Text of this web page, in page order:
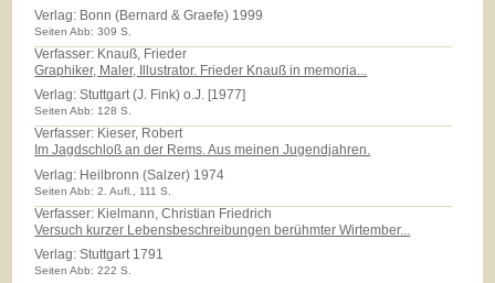
Verlag: Bonn (Bernard & Graefe) 1999
Seiten Abb: 309 S.
Verfasser: Knauß, Frieder
Graphiker, Maler, Illustrator. Frieder Knauß in memoria...
Verlag:Stuttgart (J. Fink) o.J. [1977]
Seiten Abb: 128 S.
Verfasser: Kieser, Robert
Im Jagdschloß an der Rems. Aus meinen Jugendjahren.
Verlag: Heilbronn (Salzer) 1974
Seiten Abb: 2. Aufl., 111 S.
Verfasser: Kielmann, Christian Friedrich
Versuch kurzer Lebensbeschreibungen berühmter Wirtember...
Verlag:Stuttgart 1791
Seiten Abb: 222 S.